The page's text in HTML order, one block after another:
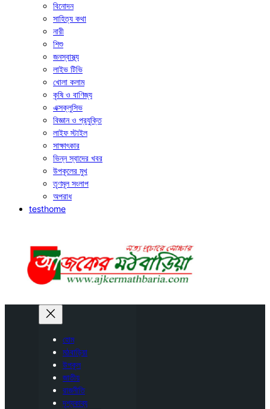
বিনোদন
সাহিত্য কথা
নারী
শিশু
জনস্বাস্থ্য
লাইভ টিভি
খোলা কলাম
কৃষি ও বাণিজ্য
এক্সক্লুসিভ
বিজ্ঞান ও প্রযুক্তি
লাইফ স্টাইল
সাক্ষাৎকার
ভিন্ন স্বাদের খবর
উপকূলের মুখ
তৃণমূল সংলাপ
অপরাধ
testhome
হোম
মঠবাড়িয়া
উপকূল
জাতীয়
রাজনীতি
দৃশ্যকাব্য